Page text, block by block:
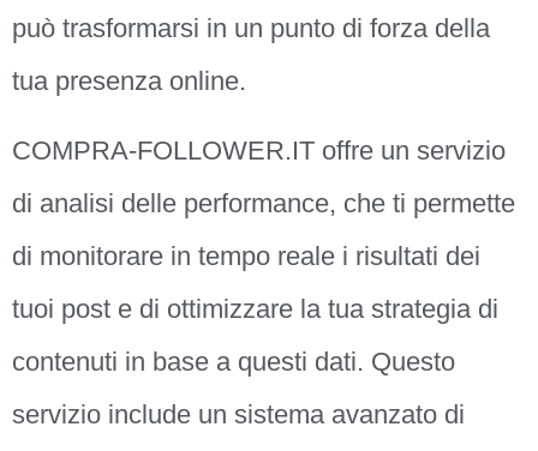
può trasformarsi in un punto di forza della
tua presenza online.
COMPRA-FOLLOWER.IT offre un servizio
di analisi delle performance, che ti permette
di monitorare in tempo reale i risultati dei
tuoi post e di ottimizzare la tua strategia di
contenuti in base a questi dati. Questo
servizio include un sistema avanzato di